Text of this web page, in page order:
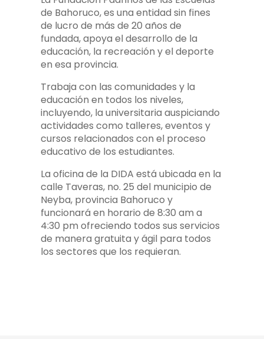
de Bahoruco, es una entidad sin fines
de lucro de más de 20 años de
fundada, apoya el desarrollo de la
educación, la recreación y el deporte
en esa provincia.
Trabaja con las comunidades y la
educación en todos los niveles,
incluyendo, la universitaria auspiciando
actividades como talleres, eventos y
cursos relacionados con el proceso
educativo de los estudiantes.
La oficina de la DIDA está ubicada en la
calle Taveras, no. 25 del municipio de
Neyba, provincia Bahoruco y
funcionará en horario de 8:30 am a
4:30 pm ofreciendo todos sus servicios
de manera gratuita y ágil para todos
los sectores que los requieran.